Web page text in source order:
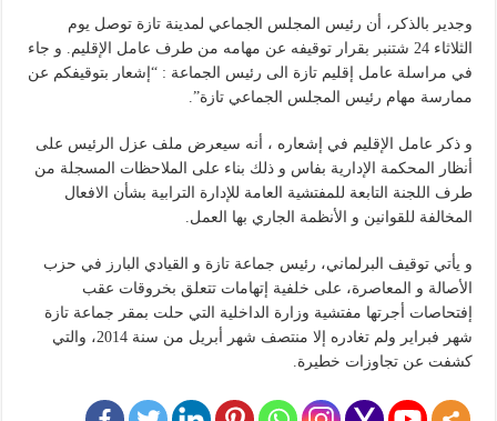
وجدير بالذكر، أن رئيس المجلس الجماعي لمدينة تازة توصل يوم
الثلاثاء 24 شتنبر بقرار توقيفه عن مهامه من طرف عامل الإقليم. و جاء
في مراسلة عامل إقليم تازة الى رئيس الجماعة : “إشعار بتوقيفكم عن
ممارسة مهام رئيس المجلس الجماعي تازة”.
و ذكر عامل الإقليم في إشعاره ، أنه سيعرض ملف عزل الرئيس على
أنظار المحكمة الإدارية بفاس و ذلك بناء على الملاحظات المسجلة من
طرف اللجنة التابعة للمفتشية العامة للإدارة الترابية بشأن الافعال
المخالفة للقوانين و الأنظمة الجاري بها العمل.
و يأتي توقيف البرلماني، رئيس جماعة تازة و القيادي البارز في حزب
الأصالة و المعاصرة، على خلفية إتهامات تتعلق بخروقات عقب
إفتحاصات أجرتها مفتشية وزارة الداخلية التي حلت بمقر جماعة تازة
شهر فبراير ولم تغادره إلا منتصف شهر أبريل من سنة 2014، والتي
كشفت عن تجاوزات خطيرة.